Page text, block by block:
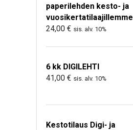
paperilehden kesto- ja
vuosikertatilaajillemme
24,00 € sis. alv. 10%
6 kk DIGILEHTI
41,00 € sis. alv. 10%
Kestotilaus Digi- ja